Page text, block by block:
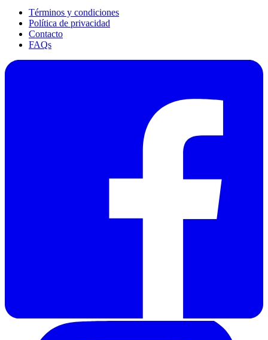
Términos y condiciones
Política de privacidad
Contacto
FAQs